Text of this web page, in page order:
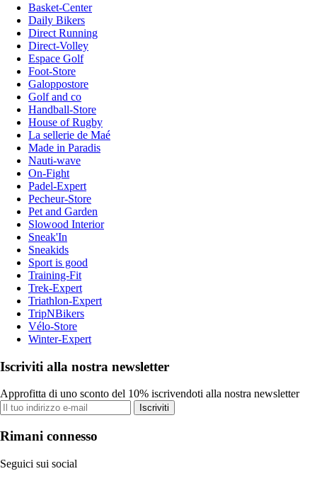
Basket-Center
Daily Bikers
Direct Running
Direct-Volley
Espace Golf
Foot-Store
Galoppostore
Golf and co
Handball-Store
House of Rugby
La sellerie de Maé
Made in Paradis
Nauti-wave
On-Fight
Padel-Expert
Pecheur-Store
Pet and Garden
Slowood Interior
Sneak'In
Sneakids
Sport is good
Training-Fit
Trek-Expert
Triathlon-Expert
TripNBikers
Vélo-Store
Winter-Expert
Iscriviti alla nostra newsletter
Approfitta di uno sconto del 10% iscrivendoti alla nostra newsletter
Iscriviti
Rimani connesso
Seguici sui social